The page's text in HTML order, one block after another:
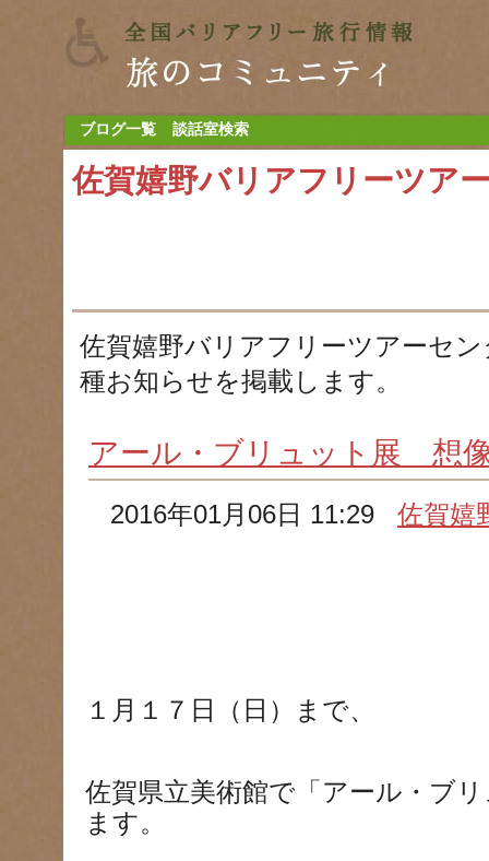
ブログ一覧 談話室検索
佐賀嬉野バリアフリーツア
佐賀嬉野バリアフリーツアーセ
種お知らせを掲載します。
アール・ブリュット展 想
2016年01月06日 11:29佐賀嬉
１月１７日（日）まで、
佐賀県立美術館で「アール・ブ
ます。